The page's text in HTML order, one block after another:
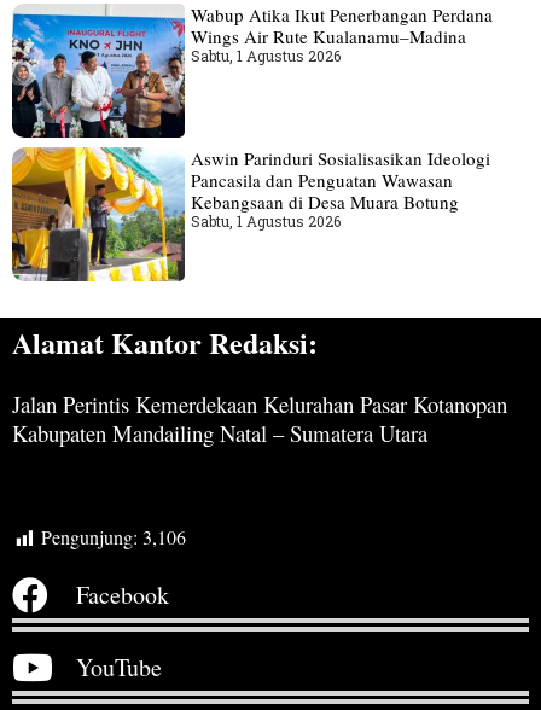
Wabup Atika Ikut Penerbangan Perdana
Wings Air Rute Kualanamu–Madina
Sabtu, 1 Agustus 2026
Aswin Parinduri Sosialisasikan Ideologi
Pancasila dan Penguatan Wawasan
Kebangsaan di Desa Muara Botung
Sabtu, 1 Agustus 2026
Alamat Kantor Redaksi:
Jalan Perintis Kemerdekaan Kelurahan Pasar Kotanopan
Kabupaten Mandailing Natal – Sumatera Utara
Pengunjung: 3,106
Facebook
YouTube